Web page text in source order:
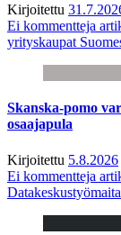
Kirjoitettu
Ei kommentteja
yrityskaupat
Skanska-pomo
osaajapula
Kirjoitettu 5.8.2026
Ei kommentteja